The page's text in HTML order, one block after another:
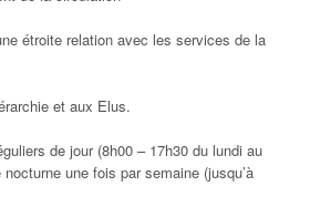
étroite relation avec les services de la
et aux Elus.
de jour (8h00 – 17h30 du lundi au
une fois par semaine (jusqu’à